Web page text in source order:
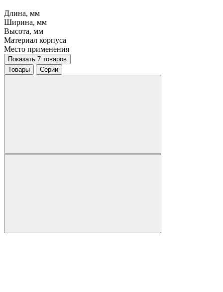
Длина, мм
Ширина, мм
Высота, мм
Материал корпуса
Место применения
Показать 7 товаров
Товары
Серии